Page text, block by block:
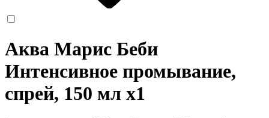
Аква Марис Беби
Интенсивное промывание,
спрей, 150 мл x1